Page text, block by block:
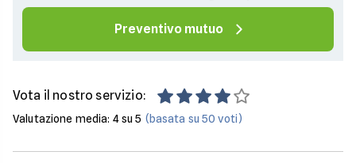
Preventivo mutuo
Vota il nostro servizio:
Valutazione media: 4su 5 (basata su50 voti)